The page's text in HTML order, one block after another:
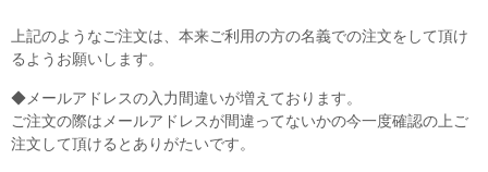
上記のようなご注文は、本来ご利用の方の名義での注文をして頂け
るようお願いします。
◆メールアドレスの入力間違いが増えております。
ご注文の際はメールアドレスが間違ってないかの今一度確認の上ご
注文して頂けるとありがたいです。